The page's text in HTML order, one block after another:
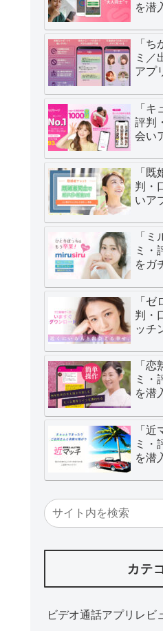
を潜
「
ミ／
アプ
「
評判
会い
「
判・
いア
「
ミ・
をガ
「
判・
ッチ
「
ミ・
を潜
「
ミ・
を潜
カテ
ビデオ通話アプリレビ